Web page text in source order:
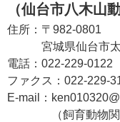
（仙台市八木山
住所： 〒982-0801
宮城県仙台市
電話： 022-229-0122
ファクス： 022-229-
E-mail：
（飼育動物関